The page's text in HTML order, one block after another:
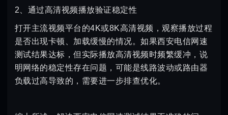
2、通过高清视频播放验证稳定性
打开主流视频平台的4K或8K高清视频，观察播放过程
是否出现卡顿、加载缓慢的情况。如果西安电信网速
测试结果达标，但实际播放高清视频时频繁缓冲，说
明网络的稳定性存在问题，可能是线路波动或路由器
负载过高导致的，需要进一步排查优化。